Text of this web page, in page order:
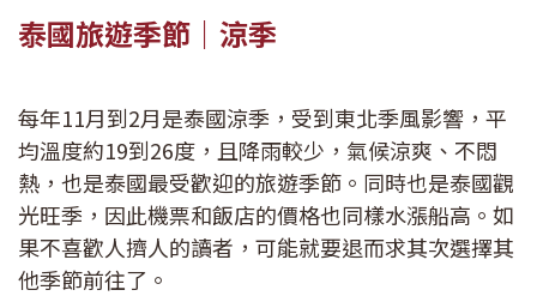
泰國旅遊季節｜涼季
每年11月到2月是泰國涼季，受到東北季風影響，平
均溫度約19到26度，且降雨較少，氣候涼爽、不悶
熱，也是泰國最受歡迎的旅遊季節。同時也是泰國觀
光旺季，因此機票和飯店的價格也同樣水漲船高。如
果不喜歡人擠人的讀者，可能就要退而求其次選擇其
他季節前往了。